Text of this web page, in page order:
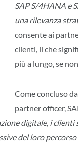
SAP S/4HANA e
una rilevanza
consente ai
clienti, il che
più a lungo, se
Come concluso da
partner officer,
digitale, i clienti
del loro